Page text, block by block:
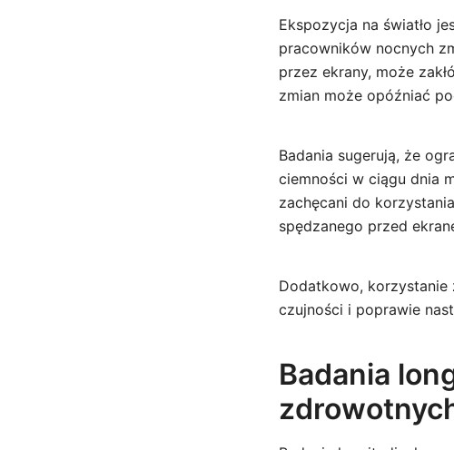
Ekspozycja na światło
pracowników nocnych
przez ekrany, może
zmian może opóźniać
Badania sugerują, że
ciemności w ciągu dnia
zachęcani do
spędzanego przed
Dodatkowo, korzystanie
czujności i poprawie
Badania